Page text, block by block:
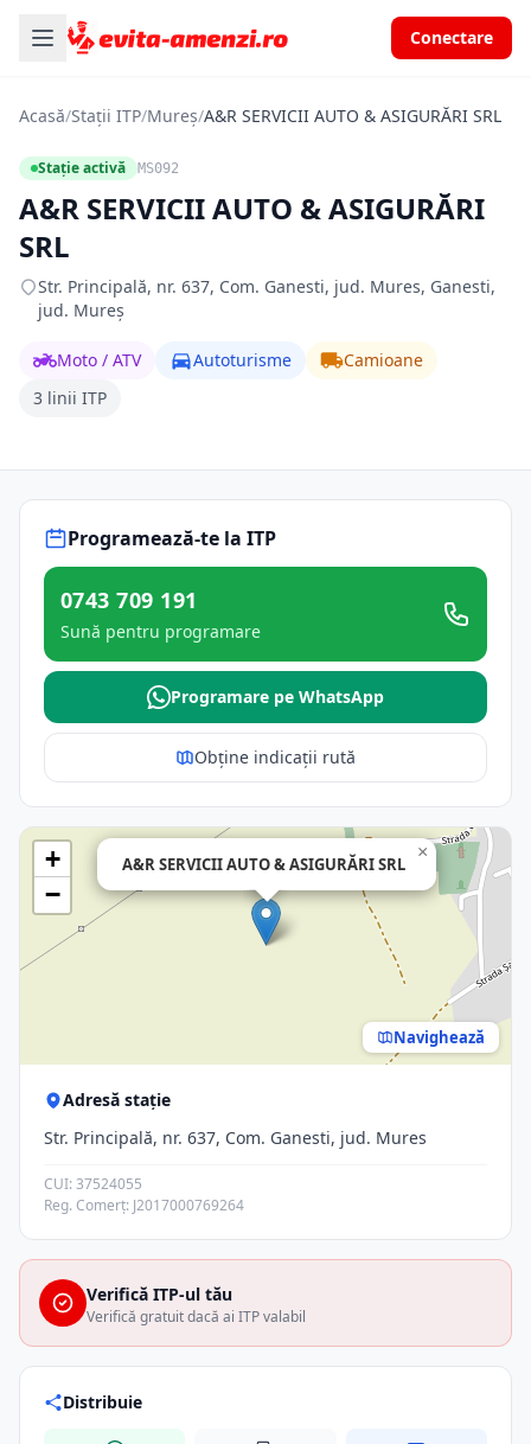
Conectare
Acasă/Stații ITP/Mureș/A&R SERVICII AUTO & ASIGURĂRI SRL
Stație activă MS092
A&R SERVICII AUTO & ASIGURĂRI
SRL
Str. Principală, nr. 637, Com. Ganesti, jud. Mures, Ganesti,
jud. Mureș
Moto / ATV Autoturisme
Camioane
3 linii ITP
Programează-te la ITP
0743 709 191
Sună pentru programare
Programare pe WhatsApp
Obține indicații rută
A&R SERVICII AUTO & ASIGURĂRI SRL
×
+
−
Navighează
Adresă stație
Str. Principală, nr. 637, Com. Ganesti, jud. Mures
CUI: 37524055
Reg. Comerț: J2017000769264
Verifică ITP-ul tău
Verifică gratuit dacă ai ITP valabil
Distribuie